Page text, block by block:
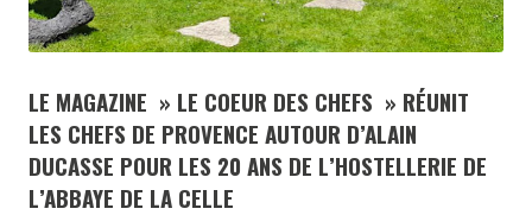
LE MAGAZINE » LE COEUR DES CHEFS » RÉUNIT
LES CHEFS DE PROVENCE AUTOUR D’ALAIN
DUCASSE POUR LES 20 ANS DE L’HOSTELLERIE DE
L’ABBAYE DE LA CELLE